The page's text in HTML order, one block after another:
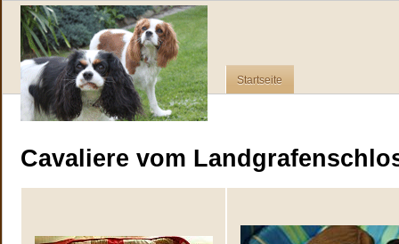
Startseite
Cavaliere vom